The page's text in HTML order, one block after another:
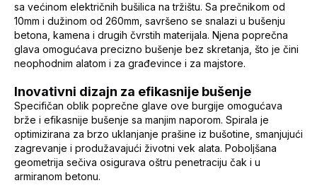
sa većinom električnih bušilica na tržištu. Sa prečnikom od
10mm i dužinom od 260mm, savršeno se snalazi u bušenju
betona, kamena i drugih čvrstih materijala. Njena poprečna
glava omogućava precizno bušenje bez skretanja, što je čini
neophodnim alatom i za građevince i za majstore.
Inovativni dizajn za efikasnije bušenje
Specifičan oblik poprečne glave ove burgije omogućava
brže i efikasnije bušenje sa manjim naporom. Spirala je
optimizirana za brzo uklanjanje prašine iz bušotine, smanjujući
zagrevanje i produžavajući životni vek alata. Poboljšana
geometrija sečiva osigurava oštru penetraciju čak i u
armiranom betonu.